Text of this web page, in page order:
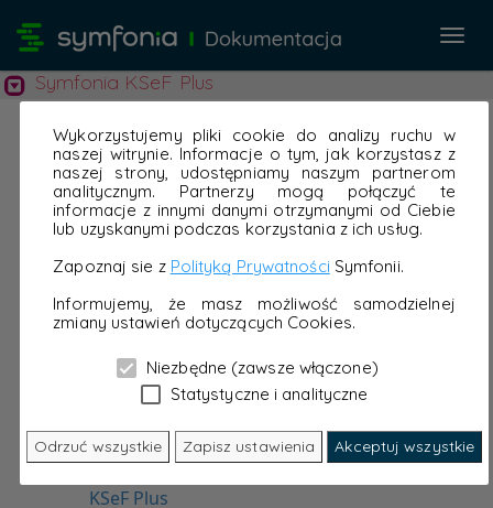
Wykorzystujemy pliki cookie do analizy ruchu w
naszej witrynie. Informacje o tym, jak korzystasz z
naszej strony, udostępniamy naszym partnerom
analitycznym. Partnerzy mogą połączyć te
informacje z innymi danymi otrzymanymi od Ciebie
lub uzyskanymi podczas korzystania z ich usług.
Zapoznaj sie z Polityką Prywatności Symfonii.
Informujemy, że masz możliwość samodzielnej
zmiany ustawień dotyczących Cookies.
Niezbędne (zawsze włączone)
Statystyczne i analityczne
Odrzuć wszystkie Zapisz ustawienia Akceptuj wszystkie
Symfonia KSeF Plus